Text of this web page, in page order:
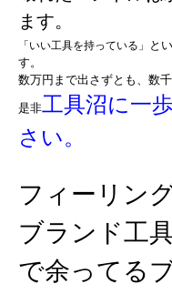
ます。
「いい工具を持っている」
と
す。
数万円まで出さずとも、数
是非工具沼に一
さい。
フィーリン
ブランド工
で余ってる